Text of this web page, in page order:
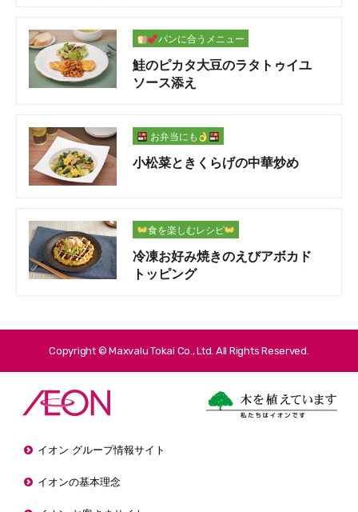
パンに合うメニュー
鮭のピカタ大豆のラタトゥイユ
ソース添え
お弁当にも
小松菜ときくらげの中華炒め
食を楽しむレシピ
冷凍お好み焼きのえびアボカド
トッピング
Copyright © Maxvalu Tokai Co., Ltd. All Rights Reserved.
イオン グループ情報サイト
イオンの基本理念